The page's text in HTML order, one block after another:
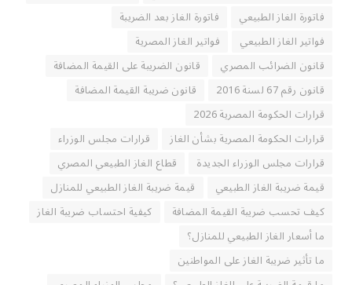
فاتورة الغاز الطبيعي
فاتورة الغاز بعد الضريبة
فواتير الغاز الطبيعي
فواتير الغاز المصرية
قانون الضرائب المصري
قانون الضريبة على القيمة المضافة
قانون رقم 67 لسنة 2016
قانون ضريبة القيمة المضافة
قرارات الحكومة المصرية 2026
قرارات الحكومة المصرية بشأن الغاز
قرارات مجلس الوزراء
قرارات مجلس الوزراء الجديدة
قطاع الغاز الطبيعي المصري
قيمة ضريبة الغاز الطبيعي
قيمة ضريبة الغاز الطبيعي للمنازل
كيف تحسب ضريبة القيمة المضافة
كيفية احتساب ضريبة الغاز
ما أسعار الغاز الطبيعي للمنازل؟
ما تأثير ضريبة الغاز على المواطنين